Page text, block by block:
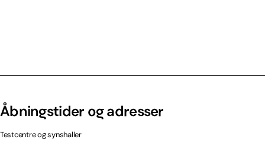
Åbningstider og adresser
Testcentre og synshaller